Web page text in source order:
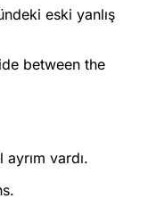
eski yanlış
between the
vardı.